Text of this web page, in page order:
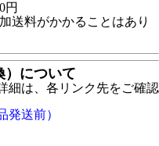
円
送料がかかることはあり
）について
細は、各リンク先をご確認
発送前）